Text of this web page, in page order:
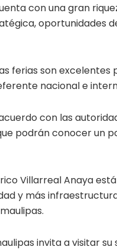
con una gran
oportunidades
ferias son
nacional e
con las
podrán conocer un
Villarreal Anaya
y más
invita a visitar